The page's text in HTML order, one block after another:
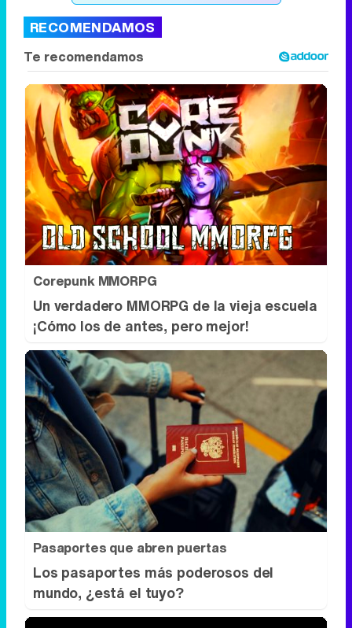
RECOMENDAMOS
Corepunk MMORPG
Un verdadero MMORPG de la vieja escuela
¡Cómo los de antes, pero mejor!
Pasaportes que abren puertas
Los pasaportes más poderosos del
mundo, ¿está el tuyo?